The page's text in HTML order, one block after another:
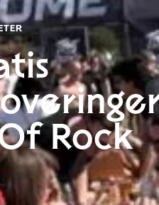
Rock